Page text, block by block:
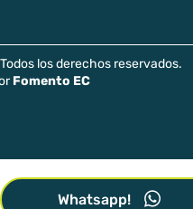
los derechos reservados.
Fomento EC
Whatsapp!